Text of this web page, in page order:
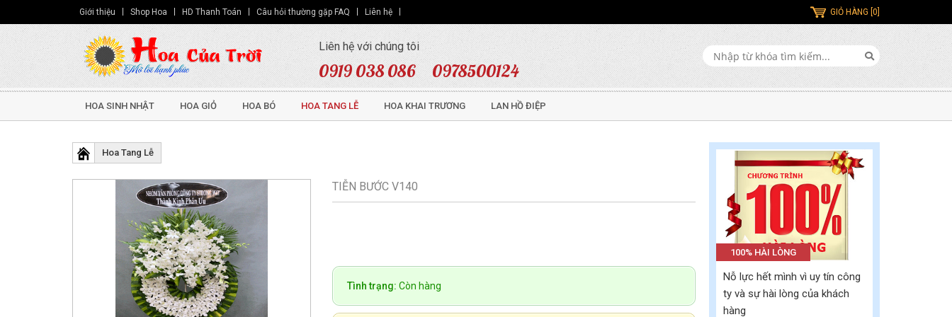
Giới thiệu Shop Hoa HD Thanh Toán Câu hỏi thường gặp FAQ Liên hệ GIỎ HÀNG [0]
Liên hệ với chúng tôi
0919 038 086 0978500124
HOA SINH NHẬT HOA GIỎ HOA BÓ HOA TANG LỄ HOA KHAI TRƯƠNG LAN HỒ ĐIỆP
Hoa Tang Lễ
TIỄN BƯỚC V140
Tình trạng: Còn hàng
100% HÀI LÒNG
Nỗ lực hết mình vì uy tín công
ty và sự hài lòng của khách
hàng